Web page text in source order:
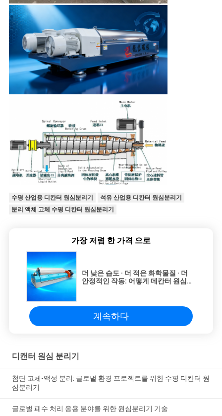
수평 산업용 디칸터 원심분리기
석유 산업용 디칸터 원심분리기
분리 액체 고체 수평 디칸터 원심분리기
가장 저렴 한 가격 으로
더 낮은 습도 · 더 적은 화학물질 · 더
안정적인 작동: 어떻게 데칸터 원심분
계속하다
디캔터 원심 분리기
첨단 고체-액성 분리: 글로벌 환경 프로젝트를 위한 수평 디칸터 원
심분리기
글로벌 폐수 처리 응용 분야를 위한 원심분리기 기술